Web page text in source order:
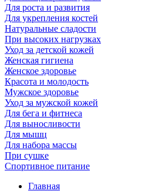
Для роста и развития
Для укрепления костей
Натуральные сладости
При высоких нагрузках
Уход за детской кожей
Женская гигиена
Женское здоровье
Красота и молодость
Мужское здоровье
Уход за мужской кожей
Для бега и фитнеса
Для выносливости
Для мышц
Для набора массы
При сушке
Спортивное питание
Главная